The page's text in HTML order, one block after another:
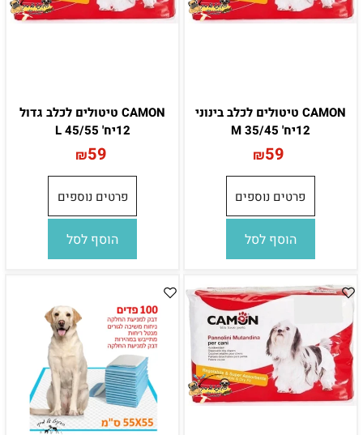
CAMON טיטולים לכלב בינוני
12יח' 35/45 M
₪59
פרטים נוספים
הוסף לסל
CAMON טיטולים לכלב גדול
12יח' 45/55 L
₪59
פרטים נוספים
הוסף לסל